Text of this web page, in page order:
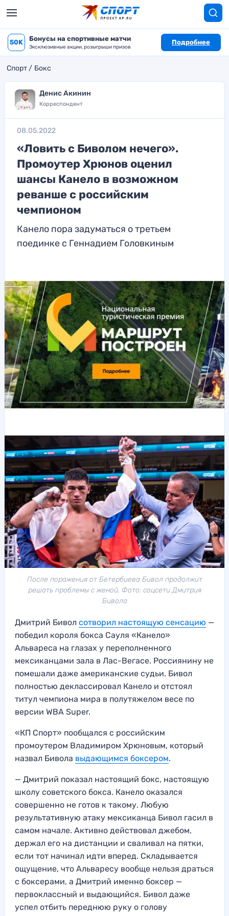
50K Бонусы на спортивные матчи
Эксклюзивные акции, розыгрыши призов
Подробнее
Спорт Бокс
Денис Акинин
Корреспондент
08.05.2022
«Ловить с Биволом нечего».
Промоутер Хрюнов оценил
шансы Канело в возможном
реванше с российским
чемпионом
Канело пора задуматься о третьем
поединке с Геннадием Головкиным
После поражения от Бетербиева Бивол продолжит
решать проблемы с женой. Фото: соцсети Дмитрия
Бивола
Дмитрий Бивол сотворил настоящую сенсацию —
победил короля бокса Сауля «Канело»
Альвареса на глазах у переполненного
мексиканцами зала в Лас-Вегасе. Россиянину не
помешали даже американские судьи. Бивол
полностью деклассировал Канело и отстоял
титул чемпиона мира в полутяжелом весе по
версии WBA Super.
«КП Спорт» пообщался с российским
промоутером Владимиром Хрюновым, который
назвал Бивола выдающимся боксером.
— Дмитрий показал настоящий бокс, настоящую
школу советского бокса. Канело оказался
совершенно не готов к такому. Любую
результативную атаку мексиканца Бивол гасил в
самом начале. Активно действовал джебом,
держал его на дистанции и сваливал на пятки,
если тот начинал идти вперед. Складывается
ощущение, что Альваресу вообще нельзя драться
с боксерами, а Дмитрий именно боксер —
первоклассный и выдающийся. Бивол даже
успел отбить переднюю руку о голову